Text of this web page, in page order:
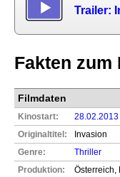
Trailer:
Fakten zum
Filmdaten
Kinostart:
28.02.2013
Originaltitel:
Invasion
Genre:
Thriller
Produktion:
Österreich,